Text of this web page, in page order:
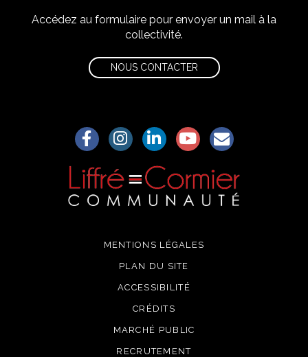
Accédez au formulaire pour envoyer un mail à la
collectivité.
NOUS CONTACTER
Lien vers le compte Facebook
Lien vers le compte Instagram
Lien vers le compte Linkedin
Lien vers la chaîne
S'aWonner à
MENTIONS LÉGALES
PLAN DU SITE
ACCESSIBILITÉ
CRÉDITS
MARCHÉ PUBLIC
RECRUTEMENT